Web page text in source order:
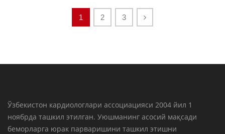
1 2 3
Ўзбекистон кардиологлари ассоциацияси 2004 йил 1
ноябрда ташкил этилган. Уюшманинг асосий мақсади
беморларга юрак парваришини ташкил этишни